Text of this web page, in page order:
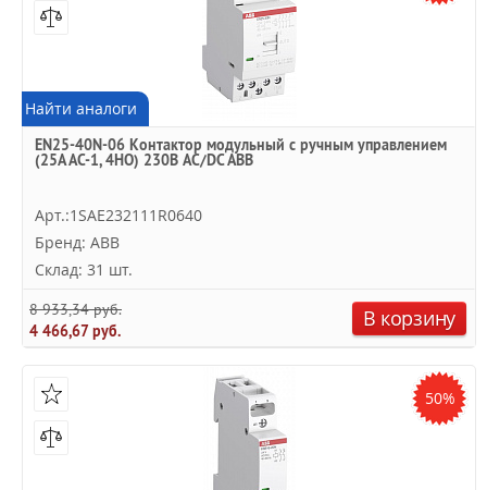
Найти аналоги
EN25-40N-06 Контактор модульный с ручным управлением
(25А АС-1, 4НО) 230В AC/DC ABB
Арт.:1SAE232111R0640
Бренд: ABB
Склад: 31 шт.
8 933,34 руб.
4 466,67 руб.
В корзину
50%